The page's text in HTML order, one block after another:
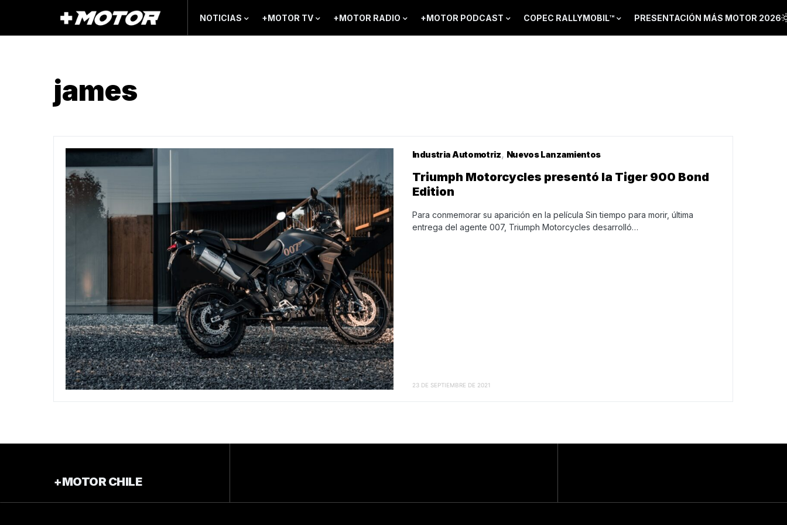
NOTICIAS +MOTOR TV +MOTOR RADIO +MOTOR PODCAST COPEC RALLYMOBIL™ PRESENTACIÓN MÁS MOTOR 2026
james
Industria Automotriz Nuevos Lanzamientos
Triumph Motorcycles presentó la Tiger 900 Bond
Edition
Para conmemorar su aparición en la película Sin tiempo para morir, última
entrega del agente 007, Triumph Motorcycles desarrolló…
23 DE SEPTIEMBRE DE 2021
+MOTOR CHILE